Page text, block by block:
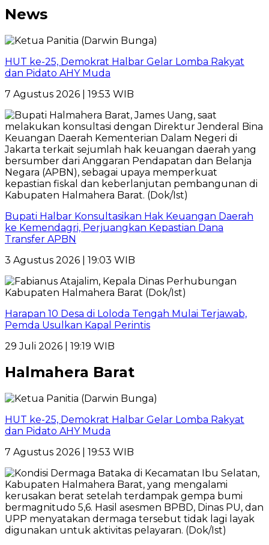
News
HUT ke-25, Demokrat Halbar Gelar Lomba Rakyat
dan Pidato AHY Muda
7 Agustus 2026 | 19:53 WIB
Bupati Halbar Konsultasikan Hak Keuangan Daerah
ke Kemendagri, Perjuangkan Kepastian Dana
Transfer APBN
3 Agustus 2026 | 19:03 WIB
Harapan 10 Desa di Loloda Tengah Mulai Terjawab,
Pemda Usulkan Kapal Perintis
29 Juli 2026 | 19:19 WIB
Halmahera Barat
HUT ke-25, Demokrat Halbar Gelar Lomba Rakyat
dan Pidato AHY Muda
7 Agustus 2026 | 19:53 WIB